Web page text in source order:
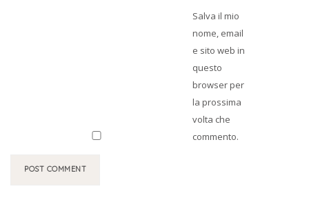
Salva il mio
nome, email
e sito web in
questo
browser per
la prossima
volta che
commento.